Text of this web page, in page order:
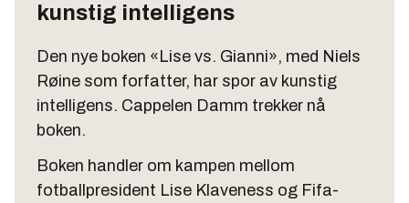
kunstig intelligens
Den nye boken «Lise vs. Gianni», med Niels
Røine som forfatter, har spor av kunstig
intelligens. Cappelen Damm trekker nå
boken.
Boken handler om kampen mellom
fotballpresident Lise Klaveness og Fifa-